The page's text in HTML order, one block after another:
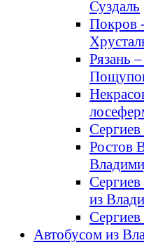
Суздаль
Покров
Рязань
Ростов
из
Автобусом из